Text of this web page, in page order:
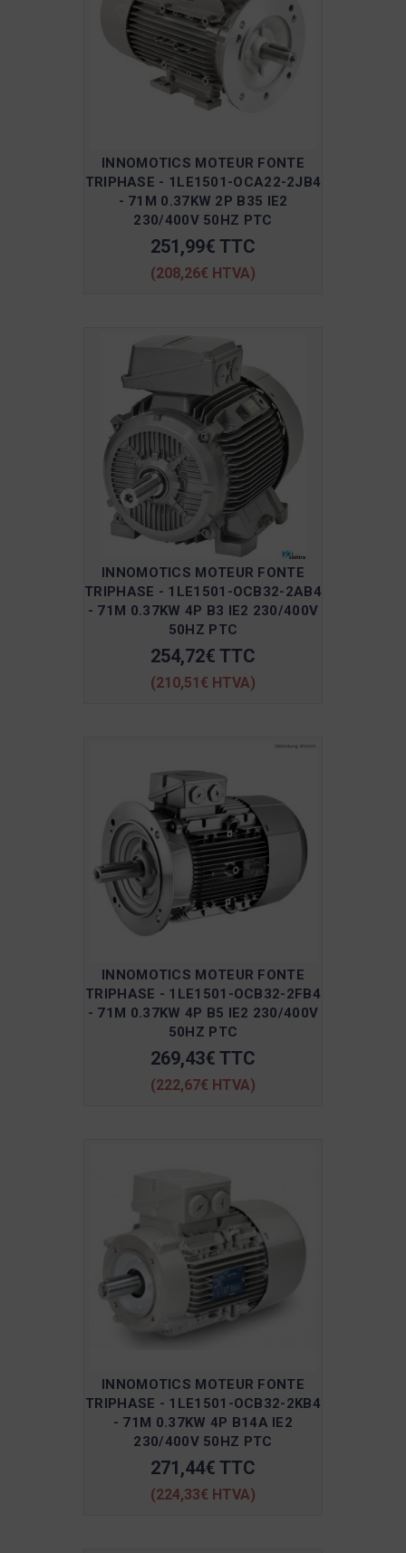
INNOMOTICS MOTEUR FONTE
TRIPHASE - 1LE1501-OCA22-2JB4
- 71M 0.37KW 2P B35 IE2
230/400V 50HZ PTC
251,99€ TTC
(208,26€ HTVA)
INNOMOTICS MOTEUR FONTE
TRIPHASE - 1LE1501-OCB32-2AB4
- 71M 0.37KW 4P B3 IE2 230/400V
50HZ PTC
254,72€ TTC
(210,51€ HTVA)
INNOMOTICS MOTEUR FONTE
TRIPHASE - 1LE1501-OCB32-2FB4
- 71M 0.37KW 4P B5 IE2 230/400V
50HZ PTC
269,43€ TTC
(222,67€ HTVA)
INNOMOTICS MOTEUR FONTE
TRIPHASE - 1LE1501-OCB32-2KB4
- 71M 0.37KW 4P B14A IE2
230/400V 50HZ PTC
271,44€ TTC
(224,33€ HTVA)